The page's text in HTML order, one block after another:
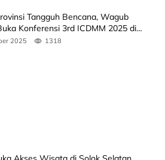
Tangguh Bencana, Wagub
Konferensi 3rd ICDMM 2025 di
2025 1318